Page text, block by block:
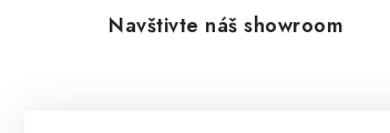
Navštivte náš showroom